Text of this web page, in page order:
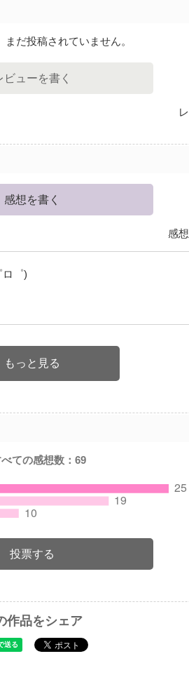
まだ投稿されていません。
ビューを書く
感想を書く
感
゜)
もっと見る
ての感想数：69
投票する
作品をシェア